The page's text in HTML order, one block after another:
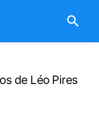
de Léo Pires